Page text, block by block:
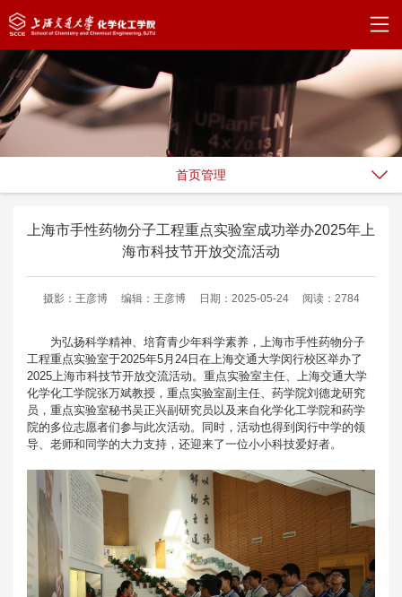
首页管理
上海市手性药物分子工程重点实验室成功举办2025年上
海市科技节开放交流活动
摄影：王彦博 编辑：王彦博 日期：2025-05-24 阅读：2784
为弘扬科学精神、培育青少年科学素养，上海市手性药物分子
工程重点实验室于2025年5月24日在上海交通大学闵行校区举办了
2025上海市科技节开放交流活动。重点实验室主任、上海交通大学
化学化工学院张万斌教授，重点实验室副主任、药学院刘德龙研究
员，重点实验室秘书吴正兴副研究员以及来自化学化工学院和药学
院的多位志愿者们参与此次活动。同时，活动也得到闵行中学的领
导、老师和同学的大力支持，还迎来了一位小小科技爱好者。